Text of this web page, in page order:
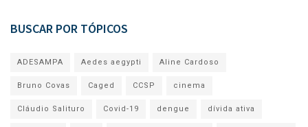
BUSCAR POR TÓPICOS
ADESAMPA Aedes aegypti Aline Cardoso
Bruno Covas Caged CCSP cinema
Cláudio Salituro Covid-19 dengue dívida ativa